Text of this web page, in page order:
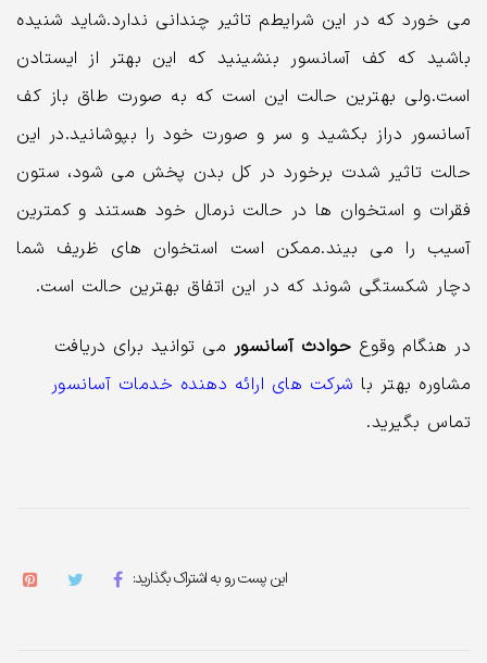
می خورد که در این شرایطم تاثیر چندانی ندارد.شاید شنیده
باشید که کف آسانسور بنشینید که این بهتر از ایستادن
است.ولی بهترین حالت این است که به صورت طاق باز کف
آسانسور دراز بکشید و سر و صورت خود را بپوشانید.در این
حالت تاثیر شدت برخورد در کل بدن پخش می شود، ستون
فقرات و استخوان ها در حالت نرمال خود هستند و کمترین
آسیب را می بیند.ممکن است استخوان های ظریف شما
دچار شکستگی شوند که در این اتفاق بهترین حالت است.
در هنگام وقوع حوادث آسانسور می توانید برای دریافت
مشاوره بهتر با شرکت های ارائه دهنده خدمات آسانسور
تماس بگیرید.
این پست رو به اشتراک بگذارید: